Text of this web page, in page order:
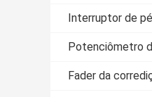
Interruptor de
Potenciômetro
Fader da